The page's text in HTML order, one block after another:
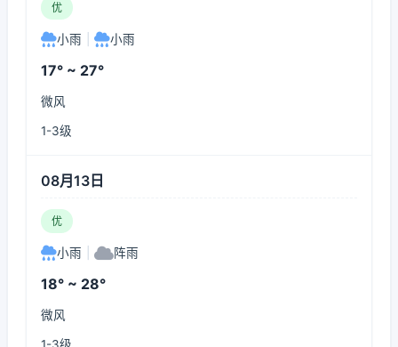
优
小雨 小雨
17° ~ 27°
微风
1-3级
08月13日
优
小雨 阵雨
18° ~ 28°
微风